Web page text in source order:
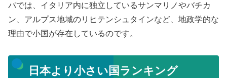
パでは、イタリア内に独立しているサンマリノやバチカ
ン、アルプス地域のリヒテンシュタインなど、地政学的な
理由で小国が存在しているのです。
日本より小さい国ランキング